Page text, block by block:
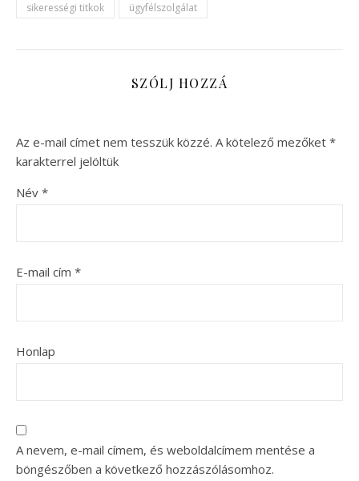
sikerességi titkok
ügyfélszolgálat
SZÓLJ HOZZÁ
Az e-mail címet nem tesszük közzé. A kötelező mezőket *
karakterrel jelöltük
Név *
E-mail cím *
Honlap
A nevem, e-mail címem, és weboldalcímem mentése a
böngészőben a következő hozzászólásomhoz.